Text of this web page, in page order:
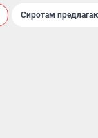
Сиротам